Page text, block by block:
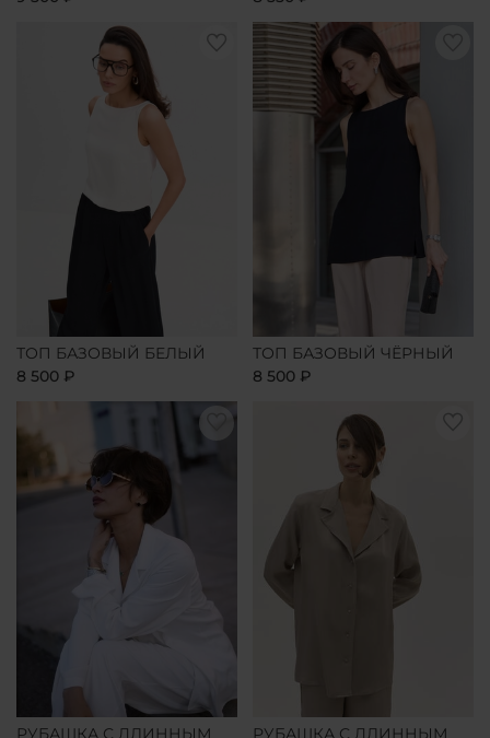
ТОП БАЗОВЫЙ БЕЛЫЙ
8 500 ₽
ТОП БАЗОВЫЙ ЧЁРНЫЙ
8 500 ₽
РУБАШКА С ДЛИННЫМ
РУБАШКА С ДЛИННЫМ